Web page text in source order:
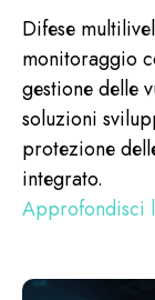
Difese
monitoraggio
gestione delle
soluzioni
protezione
integrato.
Approfondisci